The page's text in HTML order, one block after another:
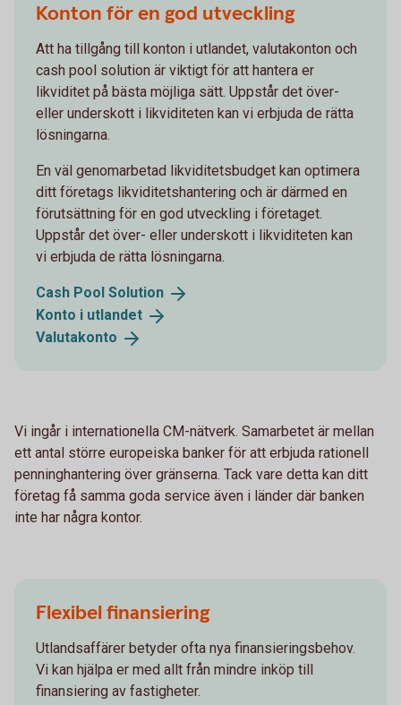
Konton för en god utveckling
Att ha tillgång till konton i utlandet, valutakonton och
cash pool solution är viktigt för att hantera er
likviditet på bästa möjliga sätt. Uppstår det över-
eller underskott i likviditeten kan vi erbjuda de rätta
lösningarna.
En väl genomarbetad likviditetsbudget kan optimera
ditt företags likviditetshantering och är därmed en
förutsättning för en god utveckling i företaget.
Uppstår det över- eller underskott i likviditeten kan
vi erbjuda de rätta lösningarna.
Cash Pool Solution
Konto i utlandet
Valutakonto
Vi ingår i internationella CM-nätverk. Samarbetet är mellan
ett antal större europeiska banker för att erbjuda rationell
penninghantering över gränserna. Tack vare detta kan ditt
företag få samma goda service även i länder där banken
inte har några kontor.
Flexibel finansiering
Utlandsaffärer betyder ofta nya finansieringsbehov.
Vi kan hjälpa er med allt från mindre inköp till
finansiering av fastigheter.